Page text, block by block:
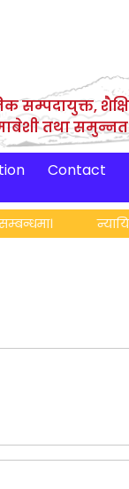
सम्पदायुक्त,
तथा समुन्नत
Contact